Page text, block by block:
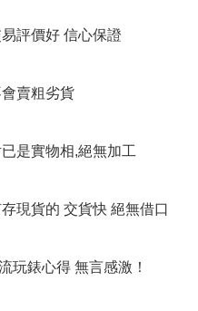
評價好 信心保證
賣粗劣貨
是實物相,絕無加工
現貨的 交貨快 絕無借口
玩錶心得 無言感激！